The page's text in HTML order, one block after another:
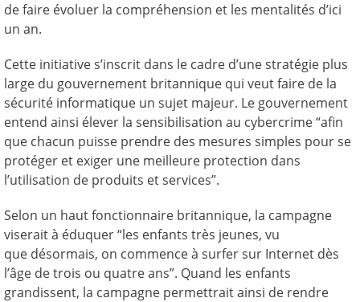
de faire évoluer la compréhension et les mentalités d’ici
un an.
Cette initiative s’inscrit dans le cadre d’une stratégie plus
large du gouvernement britannique qui veut faire de la
sécurité informatique un sujet majeur. Le gouvernement
entend ainsi élever la sensibilisation au cybercrime “afin
que chacun puisse prendre des mesures simples pour se
protéger et exiger une meilleure protection dans
l’utilisation de produits et services”.
Selon un haut fonctionnaire britannique, la campagne
viserait à éduquer “les enfants très jeunes, vu
que désormais, on commence à surfer sur Internet dès
l’âge de trois ou quatre ans”. Quand les enfants
grandissent, la campagne permettrait ainsi de rendre